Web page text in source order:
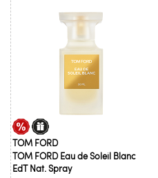
TOM FORD
TOM FORD Eau de Soleil Blanc
EdT Nat. Spray